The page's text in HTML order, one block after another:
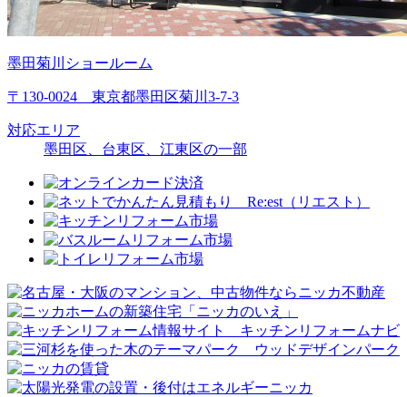
墨田菊川ショールーム
〒130-0024 東京都墨田区菊川3-7-3
対応エリア
墨田区、台東区、江東区の一部